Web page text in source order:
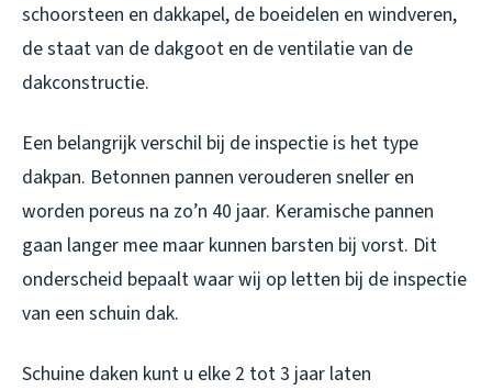
schoorsteen en dakkapel, de boeidelen en windveren,
de staat van de dakgoot en de ventilatie van de
dakconstructie.
Een belangrijk verschil bij de inspectie is het type
dakpan. Betonnen pannen verouderen sneller en
worden poreus na zo’n 40 jaar. Keramische pannen
gaan langer mee maar kunnen barsten bij vorst. Dit
onderscheid bepaalt waar wij op letten bij de inspectie
van een schuin dak.
Schuine daken kunt u elke 2 tot 3 jaar laten